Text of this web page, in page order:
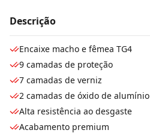
Descrição
Encaixe macho e fêmea TG4
9 camadas de proteção
7 camadas de verniz
2 camadas de óxido de alumínio
Alta resistência ao desgaste
Acabamento premium